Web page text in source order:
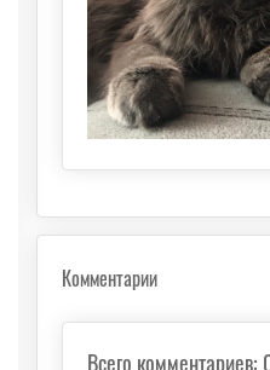
Комментарии
Всего комментариев: